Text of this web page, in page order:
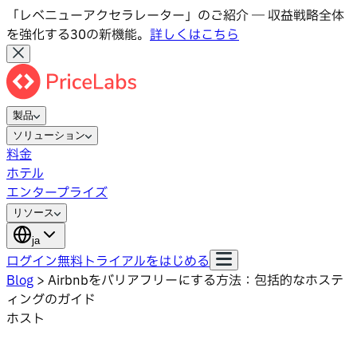
「レベニューアクセラレーター」のご紹介 ― 収益戦略全体
を強化する30の新機能。 詳しくはこちら
製品
ソリューション
料金
ホテル
エンタープライズ
リソース
ja
ログイン無料トライアルをはじめる
Blog > Airbnbをバリアフリーにする方法：包括的なホステ
ィングのガイド
ホスト